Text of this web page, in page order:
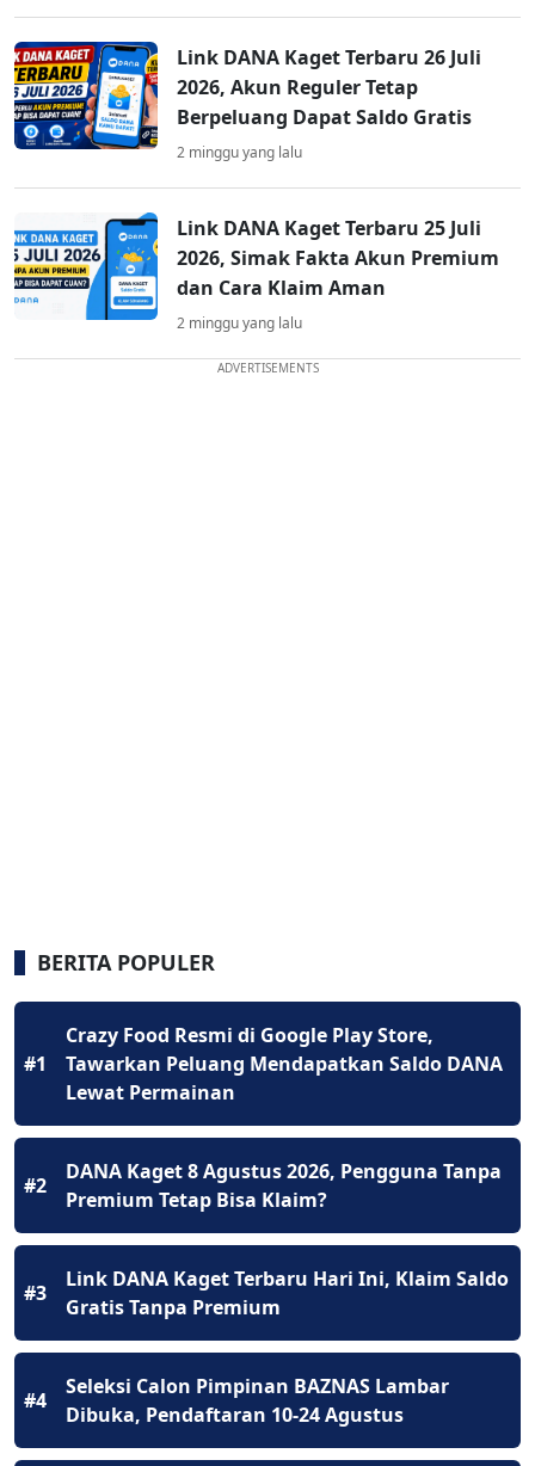
Link DANA Kaget Terbaru 26 Juli
2026, Akun Reguler Tetap
Berpeluang Dapat Saldo Gratis
2 minggu yang lalu
Link DANA Kaget Terbaru 25 Juli
2026, Simak Fakta Akun Premium
dan Cara Klaim Aman
2 minggu yang lalu
ADVERTISEMENTS
BERITA POPULER
#1
Crazy Food Resmi di Google Play Store,
Tawarkan Peluang Mendapatkan Saldo DANA
Lewat Permainan
#2
DANA Kaget 8 Agustus 2026, Pengguna Tanpa
Premium Tetap Bisa Klaim?
#3
Link DANA Kaget Terbaru Hari Ini, Klaim Saldo
Gratis Tanpa Premium
#4
Seleksi Calon Pimpinan BAZNAS Lambar
Dibuka, Pendaftaran 10-24 Agustus